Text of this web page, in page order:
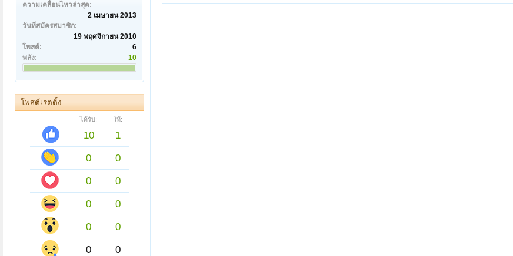
ความเคลื่อนไหวล่าสุด:
2 เมษายน 2013
วันที่สมัครสมาชิก:
19 พฤศจิกายน 2010
โพสต์:
6
พลัง:
10
โพสต์เรตติ้ง
ได้รับ: ให้:
10
1
0
0
0
0
0
0
0
0
0
0